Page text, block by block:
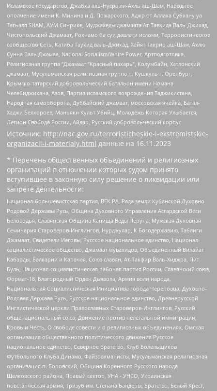
Исламское государство, Джабха аль-Нусра ли-Ахль аш-Шам, Народное
ополчение имени К. Минина и Д. Пожарского, Аджр от Аллаха Субхану уа
Тагьаля SHAM, АУМ Синрике, Муджахеды джамаата Ат-Тавхида Валь-Джихад,
Чистопольский Джамаат, Рохнамо ба суи давлати исломи, Террористическое
сообщество Сеть, Катиба Таухид валь-Джихад, Хайят Тахрир аш-Шам, Ахлю
Сунна Валь Джамаа, National Socialism/White Power, Артподготовка,
Религиозная группа “Джамаат “Красный пахарь”, Колумбайн, Хатлонский
джамаат, Мусульманская религиозная группа п. Кушкуль г. Оренбург,
Крымско-татарский добровольческий батальон имени Номана
Челебиджихана, Азов, Партия исламского возрождения Таджикистана,
Народная самооборона, Дуббайский джамаат, московская ячейка, Батал-
Хаджи Белхороев, Маньяки Культ Убийц, Молодёжь Которая Улыбается,
Легион Свобода России, Айдар, Русский добровольческий корпус
Источник: http://nac.gov.ru/terroristicheskie-i-ekstremistskie-
organizacii-i-materialy.html данные на 16.11.2023
* Перечень общественных объединений и религиозных
организаций в отношении которых судом принято
вступившее в законную силу решение о ликвидации или
запрете деятельности:
Национал-большевистская партия, ВЕК РА, Рада земли Кубанской Духовно
Родовой Державы Русь, Община Духовного Управления Асгардской Веси
Беловодья, Славянская Община Капища Веды Перуна, Мужская Духовная
Семинария Староверов-Инглингов, Нурджулар, К Богодержавию, Таблиги
Джамаат, Свидетели Иеговы, Русское национальное единство, Национал-
социалистическое общество, Джамаат мувахидов, Объединенный Вилайат
Кабарды, Балкарии и Карачая, Союз славян, Ат-Такфир Валь-Хиджра, Пит
Буль, Национал-социалистическая рабочая партия России, Славянский союз,
Формат-18, Благородный Орден Дьявола, Армия воли народа,
Национальная Социалистическая Инициатива города Череповца, Духовно-
Родовая Держава Русь, Русское национальное единство, Древнерусской
Инглистической церкви Православных Староверов-Инглингов, Русский
общенациональный союз, Движение против нелегальной иммиграции,
Кровь и Честь, О свободе совести и о религиозных объединениях, Омская
организация общественного политического движения Русское
национальное единство, Северное Братство, Клуб Болельщиков
Футбольного Клуба Динамо, Файзрахманисты, Мусульманская религиозная
организация п. Боровский, Община Коренного Русского народа
Щелковского района, Правый сектор, УНА - УНСО, Украинская
повстанческая армия, Тризуб им. Степана Бандеры, Братство, Белый Крест,